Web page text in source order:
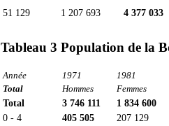
51 129 1 207 693 4 377 033
Tableau 3 Population de la
Année 1971 1981
Total
Hommes Femmes
Total 3 746 111 1 834 600
0 - 4
405 505 207 129